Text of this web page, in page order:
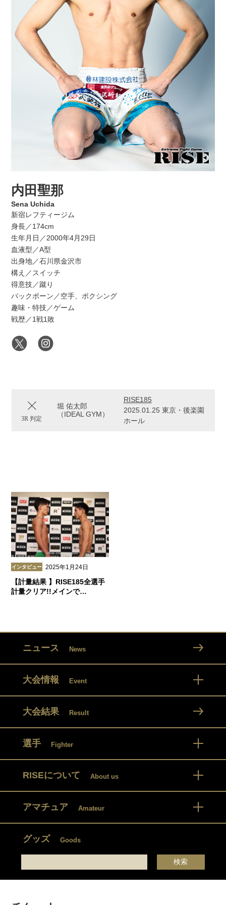
内田聖那
Sena Uchida
新宿レフティージム
身長／174cm
生年月日／2000年4月29日
血液型／A型
出身地／石川県金沢市
構え／スイッチ
得意技／蹴り
バックボーン／空手、ボクシング
趣味・特技／ゲーム
戦歴／1戦1敗
3R 判定
堀 佑太郎
（IDEAL GYM）
RISE185
2025.01.25 東京・後楽園
ホール
インタビュー 2025年1月24日
【計量結果 】RISE185全選手
計量クリア!!メインで…
ニュース News
大会情報 Event
大会結果 Result
選手 Fighter
RISEについて About us
アマチュア Amateur
グッズ Goods